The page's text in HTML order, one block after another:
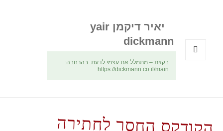
יאיר דיקמן yair
dickmann
בקצת – מתמלל את עצמי לדעת. בהרחבה:
https://dickmann.co.il/main
הקודקס החסר לחתירה